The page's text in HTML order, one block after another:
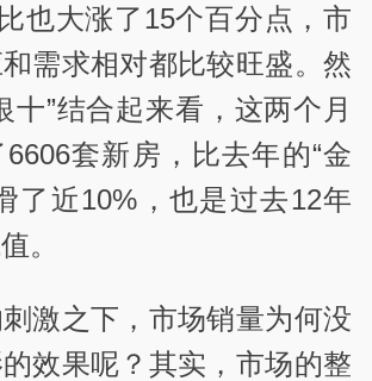
也大涨了15个百分点，市
需求相对都比较旺盛。然
十”结合起来看，这两个月
套新房，比去年的“金
了近10%，也是过去12年
。
激之下，市场销量为何没
效果呢？其实，市场的整